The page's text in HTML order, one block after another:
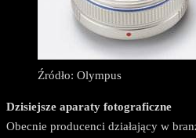
Źródło: Olympus
Dzisiejsze aparaty fotograficzne
Obecnie producenci działający w